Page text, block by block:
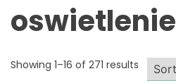
oswietlenie
Showing 1–16 of 271 results